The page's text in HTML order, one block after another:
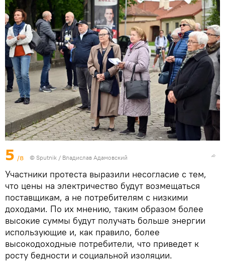
5 /8 © Sputnik / Владислав Адамовский
Участники протеста выразили несогласие с тем,
что цены на электричество будут возмещаться
поставщикам, а не потребителям с низкими
доходами. По их мнению, таким образом более
высокие суммы будут получать больше энергии
использующие и, как правило, более
высокодоходные потребители, что приведет к
росту бедности и социальной изоляции.